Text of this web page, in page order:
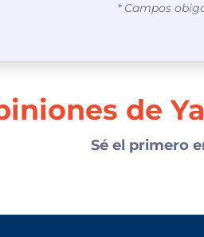
* Campos
de
Sé el primero